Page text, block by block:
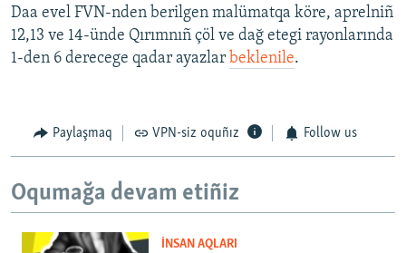
Daa evel FVN-nden berilgen malümatqa köre, aprelniñ
12,13 ve 14-ünde Qırımnıñ çöl ve dağ etegi rayonlarında
1-den 6 derecege qadar ayazlar beklenile.
Paylaşmaq VPN-siz oquñız Follow us
Oqumağa devam etiñiz
İNSAN AQLARI